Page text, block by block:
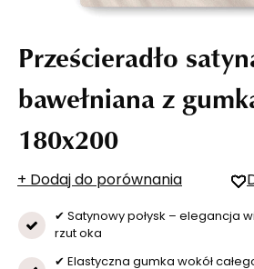
Prześcieradło
bawełniana z
180x200
+ Dodaj do porównania
✔ Satynowy połysk – elegancja
rzut oka
✔ Elastyczna gumka wokół